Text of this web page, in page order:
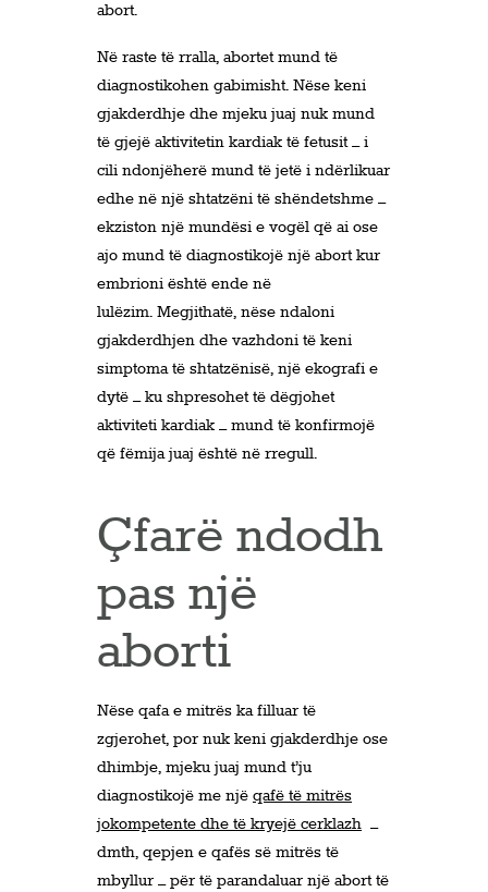
abort.
Në raste të rralla, abortet mund të
diagnostikohen gabimisht. Nëse keni
gjakderdhje dhe mjeku juaj nuk mund
të gjejë aktivitetin kardiak të fetusit – i
cili ndonjëherë mund të jetë i ndërlikuar
edhe në një shtatzëni të shëndetshme –
ekziston një mundësi e vogël që ai ose
ajo mund të diagnostikojë një abort kur
embrioni është ende në
lulëzim. Megjithatë, nëse ndaloni
gjakderdhjen dhe vazhdoni të keni
simptoma të shtatzënisë, një ekografi e
dytë – ku shpresohet të dëgjohet
aktiviteti kardiak – mund të konfirmojë
që fëmija juaj është në rregull.
Çfarë ndodh
pas një
aborti
Nëse qafa e mitrës ka filluar të
zgjerohet, por nuk keni gjakderdhje ose
dhimbje, mjeku juaj mund t’ju
diagnostikojë me një qafë të mitrës
jokompetente dhe të kryejë cerklazh –
dmth, qepjen e qafës së mitrës të
mbyllur – për të parandaluar një abort të